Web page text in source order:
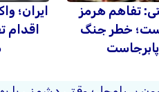
تفاهم هرمز
خطر جنگ
ایران؛
اقدام